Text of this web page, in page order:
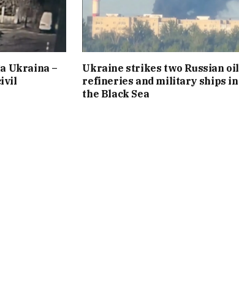
Ukraina –
Ukraine strikes two Russian oil
refineries and military ships in
the Black Sea